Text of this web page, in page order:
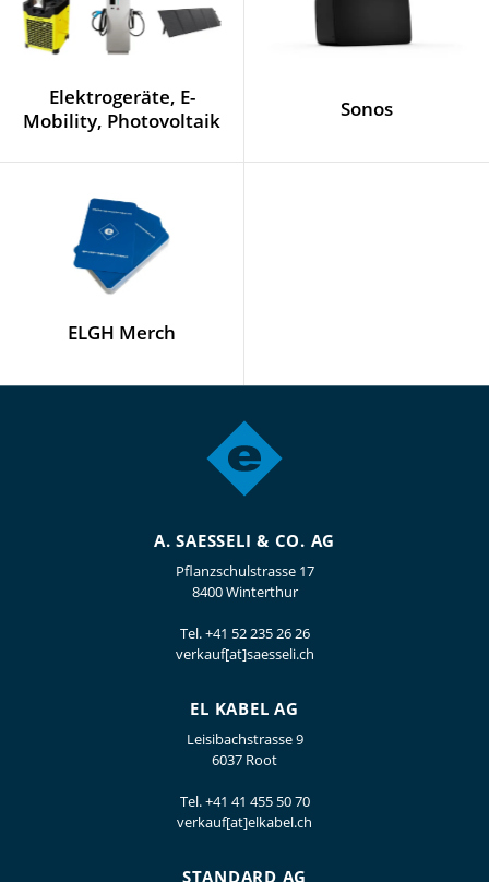
Elektrogeräte, E-
Mobility, Photovoltaik
Sonos
ELGH Merch
A. SAESSELI & CO. AG
Pflanzschulstrasse 17
8400 Winterthur
Tel.+41 52 235 26 26
verkauf[at]saesseli.ch
EL KABEL AG
Leisibachstrasse 9
6037 Root
Tel.+41 41 455 50 70
verkauf[at]elkabel.ch
STANDARD AG